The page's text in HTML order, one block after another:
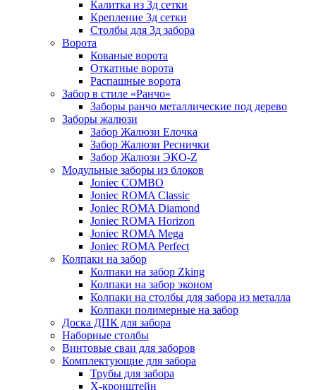
Калитка из 3д сетки
Крепление 3д сетки
Столбы для 3д забора
Ворота
Кованые ворота
Откатные ворота
Распашные ворота
Забор в стиле «Ранчо»
Заборы ранчо металлические под дерево
Заборы жалюзи
Забор Жалюзи Елочка
Забор Жалюзи Реснички
Забор Жалюзи ЭКО-Z
Модульные заборы из блоков
Joniec COMBO
Joniec ROMA Classic
Joniec ROMA Diamond
Joniec ROMA Horizon
Joniec ROMA Mega
Joniec ROMA Perfect
Колпаки на забор
Колпаки на забор Zking
Колпаки на забор эконом
Колпаки на столбы для забора из металла
Колпаки полимерные на забор
Доска ДПК для забора
Наборные столбы
Винтовые сваи для заборов
Комплектующие для забора
Трубы для забора
Х-кронштейн